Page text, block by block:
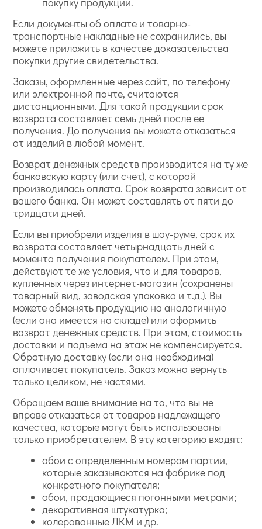
Если документы об оплате и товарно-
транспортные накладные не сохранились, вы
можете приложить в качестве доказательства
покупки другие свидетельства.
Заказы, оформленные через сайт, по телефону
или электронной почте, считаются
дистанционными. Для такой продукции срок
возврата составляет семь дней после ее
получения. До получения вы можете отказаться
от изделий в любой момент.
Возврат денежных средств производится на ту же
банковскую карту (или счет), с которой
производилась оплата. Срок возврата зависит от
вашего банка. Он может составлять от пяти до
тридцати дней.
Если вы приобрели изделия в шоу-руме, срок их
возврата составляет четырнадцать дней с
момента получения покупателем. При этом,
действуют те же условия, что и для товаров,
купленных через интернет-магазин (сохранены
товарный вид, заводская упаковка и т.д.). Вы
можете обменять продукцию на аналогичную
(если она имеется на складе) или оформить
возврат денежных средств. При этом, стоимость
доставки и подъема на этаж не компенсируется.
Обратную доставку (если она необходима)
оплачивает покупатель. Заказ можно вернуть
только целиком, не частями.
Обращаем ваше внимание на то, что вы не
вправе отказаться от товаров надлежащего
качества, которые могут быть использованы
только приобретателем. В эту категорию входят:
обои с определенным номером партии,
которые заказываются на фабрике под
конкретного покупателя;
обои, продающиеся погонными метрами;
декоративная штукатурка;
колерованные ЛКМ и др.